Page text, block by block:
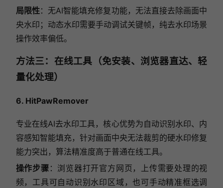
局限性：无AI智能填充修复功能，无法直接去除画面中
央水印；动态水印需要手动调试关键帧，纯去水印场景
操作效率偏低。
方法三：在线工具（免安装、浏览器直达、轻
量化处理）
6. HitPawRemover
专业在线AI去水印工具，核心优势为自动识别水印、内
容感知智能填充，针对画面中央无法裁剪的硬水印修复
能力突出，算法精准度高于普通在线工具。
操作步骤 ：浏览器打开官方网页，上传需要处理的视
频，工具可自动识别水印区域，也可手动精准框选调